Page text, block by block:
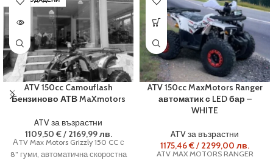
ATV 150cc Camouflash
Бензиново АТВ MaXmotors
ATV за възрастни
1109,50 €/ 2169,99лв.
АTV Max Motors Grizzly 150 CC с
8” гуми, автоматична скоростна
ATV 150cc MaxMotors Ranger
автоматик с LED бар –
WHITE
ATV за възрастни
1175,46€/ 2299,00 лв.
ATV MAX MOTORS RANGER